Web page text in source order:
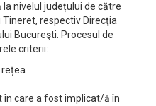
nivelul județului de către
respectiv Direcţia
Bucureşti. Procesul de
criterii:
în care a fost implicat/ă în